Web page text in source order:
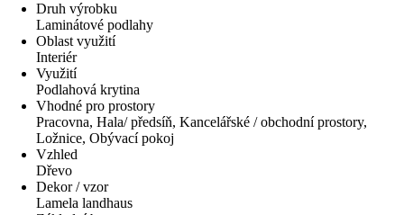
Druh výrobku
Laminátové podlahy
Oblast využití
Interiér
Využití
Podlahová krytina
Vhodné pro prostory
Pracovna, Hala/ předsíň, Kancelářské / obchodní prostory,
Ložnice, Obývací pokoj
Vzhled
Dřevo
Dekor / vzor
Lamela landhaus